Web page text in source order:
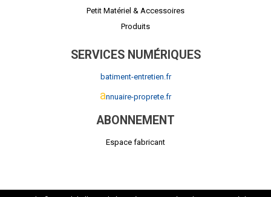
Petit Matériel & Accessoires
Produits
SERVICES NUMÉRIQUES
batiment-entretien.fr
annuaire-proprete.fr
ABONNEMENT
Espace fabricant